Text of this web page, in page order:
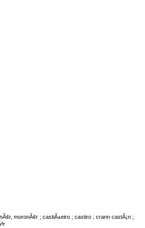
moronÃ¢r ; castiÃ±eiro ; castiro ; crann castÃ¡n ;